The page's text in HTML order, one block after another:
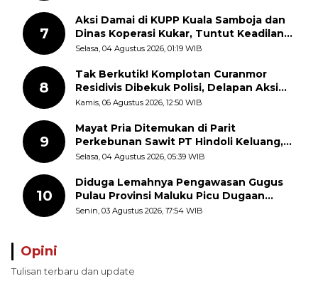
7
Aksi Damai di KUPP Kuala Samboja dan
Dinas Koperasi Kukar, Tuntut Keadilan
dan Kesempatan Kerja yang Adil
Selasa, 04 Agustus 2026, 01:19 WIB
8
Tak Berkutik! Komplotan Curanmor
Residivis Dibekuk Polisi, Delapan Aksi
Curanmor Di Candipuro Terungkap
Kamis, 06 Agustus 2026, 12:50 WIB
9
Mayat Pria Ditemukan di Parit
Perkebunan Sawit PT Hindoli Keluang,
Polisi Selidiki Penyebab Kematian
Selasa, 04 Agustus 2026, 05:39 WIB
10
Diduga Lemahnya Pengawasan Gugus
Pulau Provinsi Maluku Picu Dugaan
Pungli terhadap Nelayan Bale-Bale di
Senin, 03 Agustus 2026, 17:54 WIB
Opini
Tulisan terbaru dan update